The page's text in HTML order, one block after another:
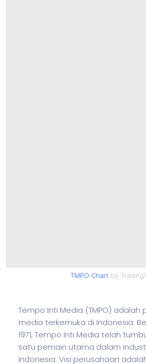
TMPO Chart by
Tempo Inti Media (TMPO) adalah
media terkemuka di Indonesia.
1971, Tempo Inti Media telah
satu pemain utama dalam
Indonesia. Visi perusahaan